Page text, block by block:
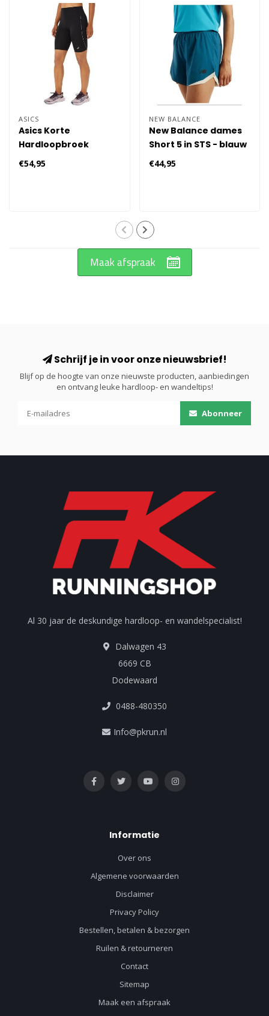
ASICS
Asics Korte
Hardloopbroek
Dames
€54,95
NEW BALANCE
New Balance dames
Short 5 in STS - blauw
€44,95
Maak afspraak
Schrijf je in voor onze nieuwsbrief!
Blijf op de hoogte van onze nieuwste producten, aanbiedingen
en ontvang leuke hardloop- en wandeltips!
Abonneer
Al 30 jaar de deskundige hardloop- en wandelspecialist!
Dalwagen 43
6669 CB
Dodewaard
0488-480350
Info@pkrun.nl
Informatie
Over ons
Algemene voorwaarden
Disclaimer
Privacy Policy
Bestellen, betalen & bezorgen
Ruilen & retourneren
Contact
Sitemap
Maak een afspraak